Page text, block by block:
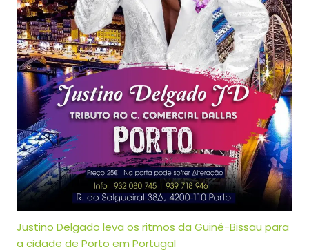
Justino Delgado leva os ritmos da Guiné-Bissau para
a cidade de Porto em Portugal